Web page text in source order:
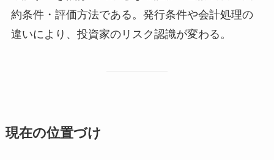
約条件・評価方法である。発行条件や会計処理の
違いにより、投資家のリスク認識が変わる。
現在の位置づけ